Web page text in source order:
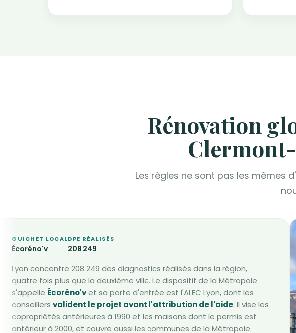
Rénovation
Les règles ne sont pas les mêmes
GUICHET LOCAL
Écoréno'v
DPE RÉALISÉS
208 249
Lyon concentre 208 249 des diagnostics réalisés dans la région,
quatre fois plus que la deuxième ville. Le dispositif de la Métropole
s'appelle Écoréno'vet sa porte d'entrée est l'ALEC Lyon, dont les
conseillersvalident le projet avant l'attribution de l'aide. Il vise les
copropriétés antérieures à 1990 et les maisons dont le permis est
antérieur à 2000, et couvre aussi les communes de la Métropole